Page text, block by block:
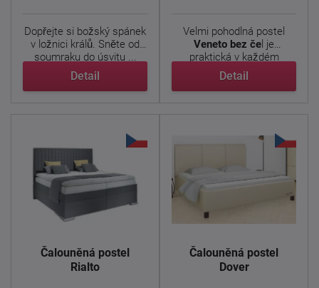
Dopřejte si božský spánek
v ložnici králů. Sněte od
soumraku do úsvitu ...
Detail
Velmi pohodlná postel
Veneto bez če l je
praktická v každém
ohledu. ...
Detail
Čalouněná postel
Rialto
Čalouněná postel
Dover